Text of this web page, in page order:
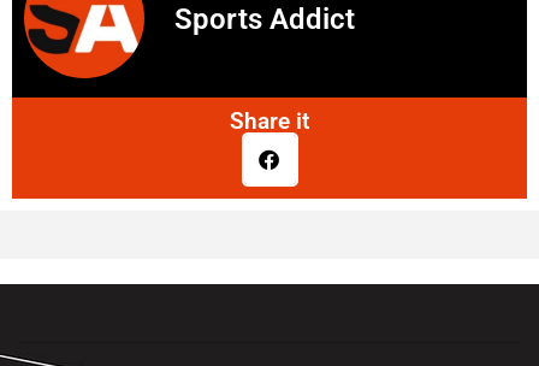
Sports Addict
Share it